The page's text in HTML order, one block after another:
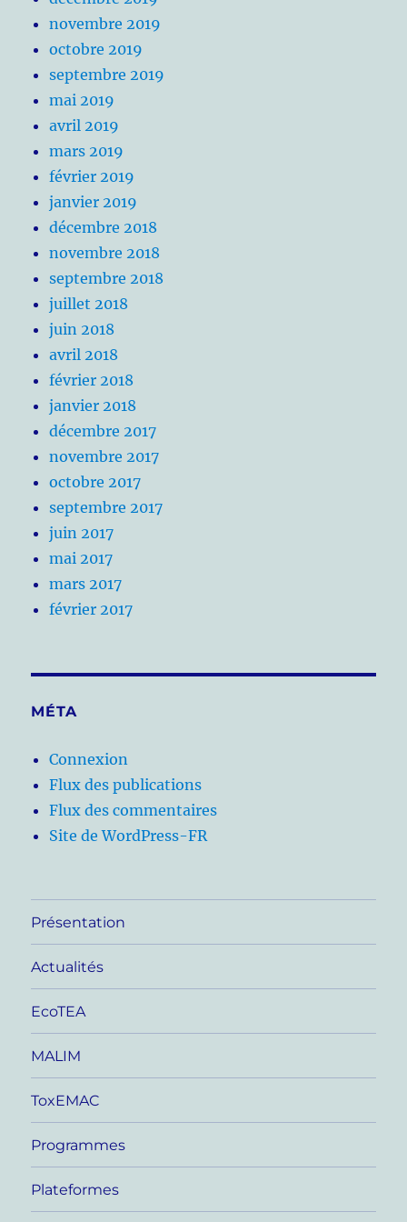
novembre 2019
octobre 2019
septembre 2019
mai 2019
avril 2019
mars 2019
février 2019
janvier 2019
décembre 2018
novembre 2018
septembre 2018
juillet 2018
juin 2018
avril 2018
février 2018
janvier 2018
décembre 2017
novembre 2017
octobre 2017
septembre 2017
juin 2017
mai 2017
mars 2017
février 2017
MÉTA
Connexion
Flux des publications
Flux des commentaires
Site de WordPress-FR
Présentation
Actualités
EcoTEA
MALIM
ToxEMAC
Programmes
Plateformes